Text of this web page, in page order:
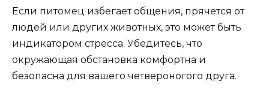
Если питомец избегает общения, прячется от
людей или других животных, это может быть
индикатором стресса. Убедитесь, что
окружающая обстановка комфортна и
безопасна для вашего четвероногого друга.